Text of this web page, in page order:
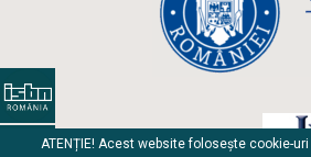
ATENȚIE! Acest website folosește cookie-